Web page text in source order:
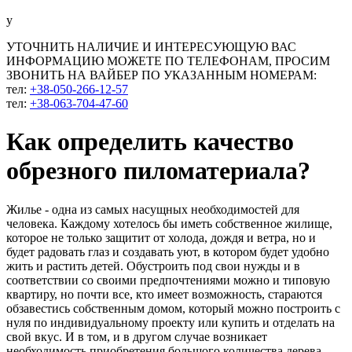
у
УТОЧНИТЬ НАЛИЧИЕ И ИНТЕРЕСУЮЩУЮ ВАС
ИНФОРМАЦИЮ МОЖЕТЕ ПО ТЕЛЕФОНАМ, ПРОСИМ
ЗВОНИТЬ НА ВАЙБЕР ПО УКАЗАННЫМ НОМЕРАМ:
тел: +38-050-266-12-57
тел: +38-063-704-47-60
Как определить качество
обрезного пиломатериала?
Жилье - одна из самых насущных необходимостей для
человека. Каждому хотелось бы иметь собственное жилище,
которое не только защитит от холода, дождя и ветра, но и
будет радовать глаз и создавать уют, в котором будет удобно
жить и растить детей. Обустроить под свои нужды и в
соответствии со своими предпочтениями можно и типовую
квартиру, но почти все, кто имеет возможность, стараются
обзавестись собственным домом, который можно построить с
нуля по индивидуальному проекту или купить и отделать на
свой вкус. И в том, и в другом случае возникает